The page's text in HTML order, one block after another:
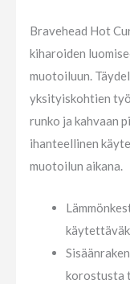
Bravehead Hot
kiharoiden
muotoiluun.
yksityiskohtien
runko ja kahvaan
ihanteellinen
muotoilun aikana.
korostusta